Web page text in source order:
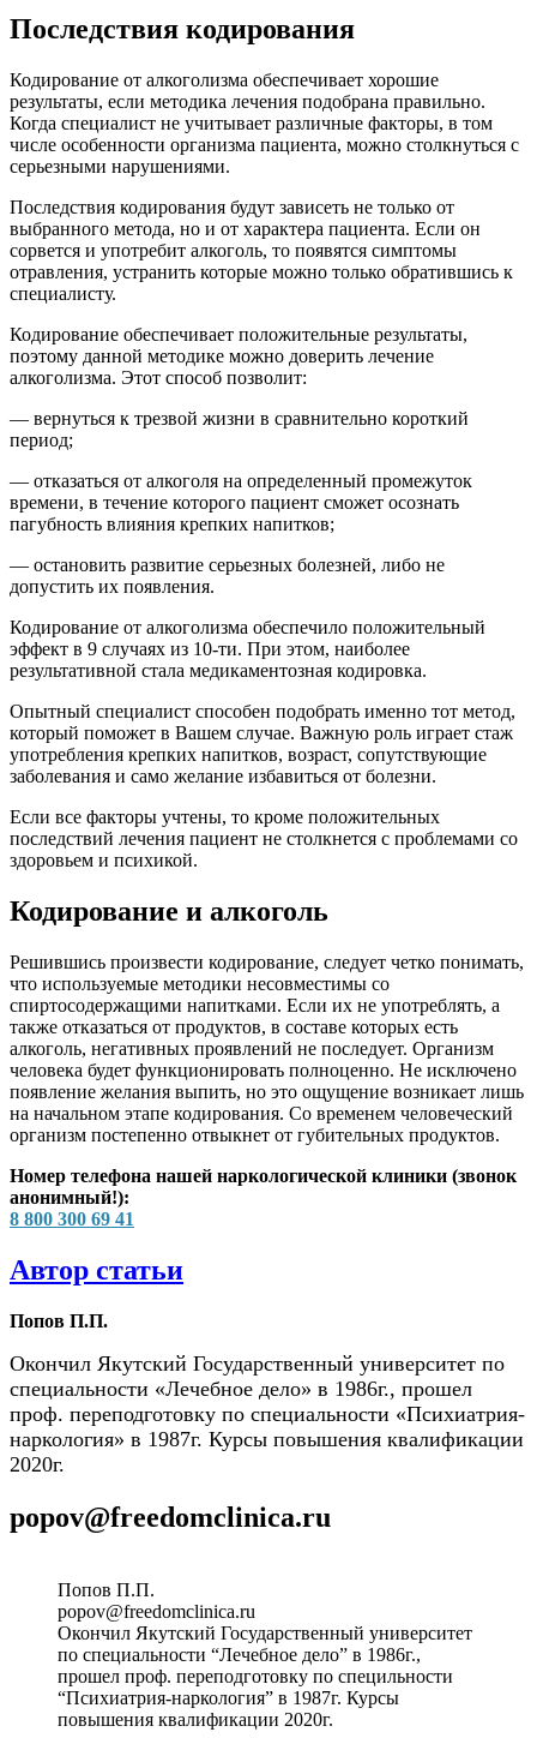
Последствия кодирования
Кодирование от алкоголизма обеспечивает хорошие
результаты, если методика лечения подобрана правильно.
Когда специалист не учитывает различные факторы, в том
числе особенности организма пациента, можно столкнуться с
серьезными нарушениями.
Последствия кодирования будут зависеть не только от
выбранного метода, но и от характера пациента. Если он
сорвется и употребит алкоголь, то появятся симптомы
отравления, устранить которые можно только обратившись к
специалисту.
Кодирование обеспечивает положительные результаты,
поэтому данной методике можно доверить лечение
алкоголизма. Этот способ позволит:
— вернуться к трезвой жизни в сравнительно короткий
период;
— отказаться от алкоголя на определенный промежуток
времени, в течение которого пациент сможет осознать
пагубность влияния крепких напитков;
— остановить развитие серьезных болезней, либо не
допустить их появления.
Кодирование от алкоголизма обеспечило положительный
эффект в 9 случаях из 10-ти. При этом, наиболее
результативной стала медикаментозная кодировка.
Опытный специалист способен подобрать именно тот метод,
который поможет в Вашем случае. Важную роль играет стаж
употребления крепких напитков, возраст, сопутствующие
заболевания и само желание избавиться от болезни.
Если все факторы учтены, то кроме положительных
последствий лечения пациент не столкнется с проблемами со
здоровьем и психикой.
Кодирование и алкоголь
Решившись произвести кодирование, следует четко понимать,
что используемые методики несовместимы со
спиртосодержащими напитками. Если их не употреблять, а
также отказаться от продуктов, в составе которых есть
алкоголь, негативных проявлений не последует. Организм
человека будет функционировать полноценно. Не исключено
появление желания выпить, но это ощущение возникает лишь
на начальном этапе кодирования. Со временем человеческий
организм постепенно отвыкнет от губительных продуктов.
Номер телефона нашей наркологической клиники (звонок
анонимный!):
8 800 300 69 41
Автор статьи
Попов П.П.
Окончил Якутский Государственный университет по
специальности «Лечебное дело» в 1986г., прошел
проф. переподготовку по специальности «Психиатрия-
наркология» в 1987г. Курсы повышения квалификации
2020г.
popov@freedomclinica.ru
Попов П.П.
popov@freedomclinica.ru
Окончил Якутский Государственный университет
по специальности “Лечебное дело” в 1986г.,
прошел проф. переподготовку по специльности
“Психиатрия-наркология” в 1987г. Курсы
повышения квалификации 2020г.